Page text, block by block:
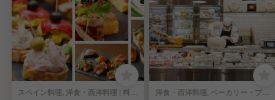
スペイン料理, 洋食・西洋料理 | 料理長・料理長候補 洋食・西洋料理, ベーカリー・ブーランジェリー | 料理長・料理長候補